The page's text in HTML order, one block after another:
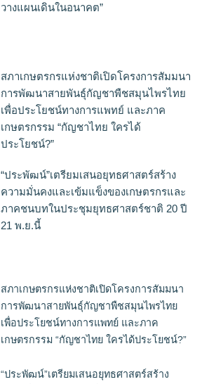
วางแผนเดินในอนาคต”
สภาเกษตรกรแห่งชาติเปิดโครงการสัมมนา
การพัฒนาสายพันธุ์กัญชาพืชสมุนไพรไทย
เพื่อประโยชน์ทางการแพทย์ และภาค
เกษตรกรรม “กัญชาไทย ใครได้
ประโยชน์?”
“ประพัฒน์”เตรียมเสนอยุทธศาสตร์สร้าง
ความมั่นคงและเข้มแข็งของเกษตรกรและ
ภาคชนบทในประชุมยุทธศาสตร์ชาติ 20 ปี
21 พ.ย.นี้
สภาเกษตรกรแห่งชาติเปิดโครงการสัมมนา
การพัฒนาสายพันธุ์กัญชาพืชสมุนไพรไทย
เพื่อประโยชน์ทางการแพทย์ และภาค
เกษตรกรรม “กัญชาไทย ใครได้ประโยชน์?”
“ประพัฒน์”เตรียมเสนอยุทธศาสตร์สร้าง